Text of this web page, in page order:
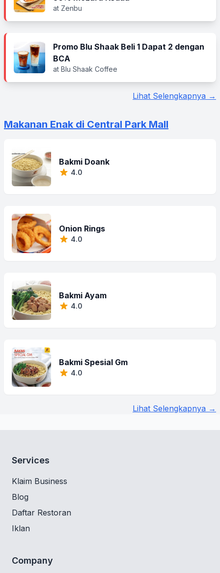
at Zenbu
Promo Blu Shaak Beli 1 Dapat 2 dengan
BCA
at Blu Shaak Coffee
Lihat Selengkapnya →
Makanan Enak di Central Park Mall
Bakmi Doank
4.0
Onion Rings
4.0
Bakmi Ayam
4.0
Bakmi Spesial Gm
4.0
Lihat Selengkapnya →
Services
Klaim Business
Blog
Daftar Restoran
Iklan
Company